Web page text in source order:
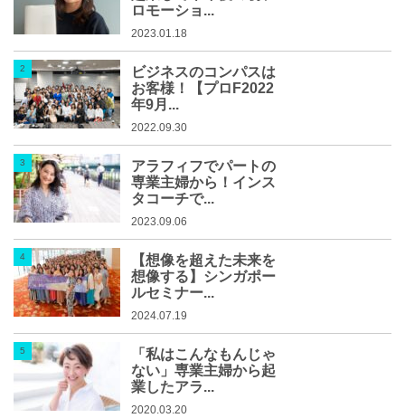
ロモーショ...
2023.01.18
ビジネスのコンパスは
お客様！【プロF2022
年9月...
2022.09.30
アラフィフでパートの
専業主婦から！インス
タコーチで...
2023.09.06
【想像を超えた未来を
想像する】シンガポー
ルセミナー...
2024.07.19
「私はこんなもんじゃ
ない」専業主婦から起
業したアラ...
2020.03.20